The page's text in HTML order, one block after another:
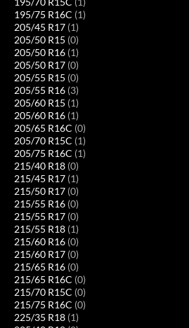
195/75 R16C (1)
205/45 R17 (1)
205/50 R15 (0)
205/50 R16 (1)
205/50 R17 (0)
205/55 R15 (0)
205/55 R16 (3)
205/60 R15 (1)
205/60 R16 (1)
205/65 R16C (0)
205/70 R15C (1)
205/75 R16C (1)
215/40 R18 (0)
215/45 R17 (1)
215/50 R17 (0)
215/55 R16 (0)
215/55 R17 (0)
215/55 R18 (1)
215/60 R16 (0)
215/60 R17 (0)
215/65 R16 (0)
215/65 R16C (0)
215/70 R15C (0)
215/75 R16C (0)
225/35 R18 (1)